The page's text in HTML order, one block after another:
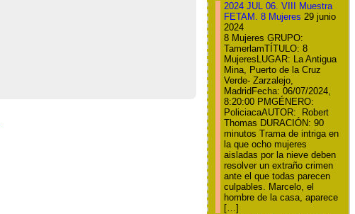
2024 JUL 06. VIII Muestra
FETAM. 8 Mujeres 29 junio
2024
8 Mujeres GRUPO:
TamerlamTÍTULO: 8
MujeresLUGAR: La Antigua
Mina, Puerto de la Cruz
Verde- Zarzalejo,
MadridFecha: 06/07/2024,
8:20:00 PMGÉNERO:
PoliciacaAUTOR: Robert
Thomas DURACIÓN: 90
minutos Trama de intriga en
la que ocho mujeres
aisladas por la nieve deben
resolver un extraño crimen
ante el que todas parecen
culpables. Marcelo, el
hombre de la casa, aparece
[…]